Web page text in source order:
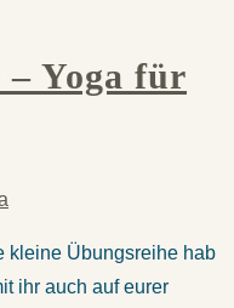
– Yoga für
kleine Übungsreihe hab
ihr auch auf eurer